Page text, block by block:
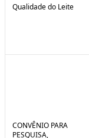
Qualidade do Leite
CONVÊNIO PARA
PESQUISA,